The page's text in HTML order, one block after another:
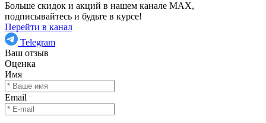
Больше скидок и акций в нашем канале MAX,
подписывайтесь и будьте в курсе!
Перейти в канал
Telegram
Ваш отзыв
Оценка
Имя
Email